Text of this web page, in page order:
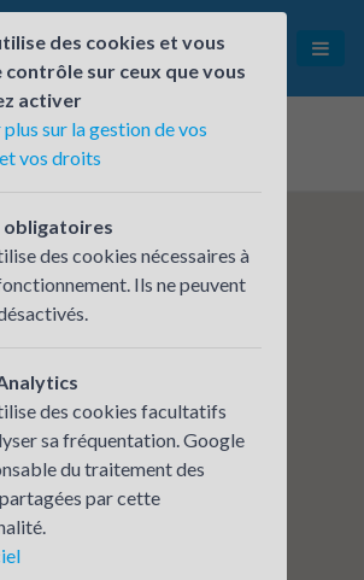
inscrits
AIX ROOSEVELT
des cookies et vous
contrôle sur ceux que vous
activer
plus sur la gestion de vos
vos droits
obligatoires
des cookies nécessaires à
Ils ne peuvent
des cookies facultatifs
sa fréquentation. Google
du traitement des
par cette